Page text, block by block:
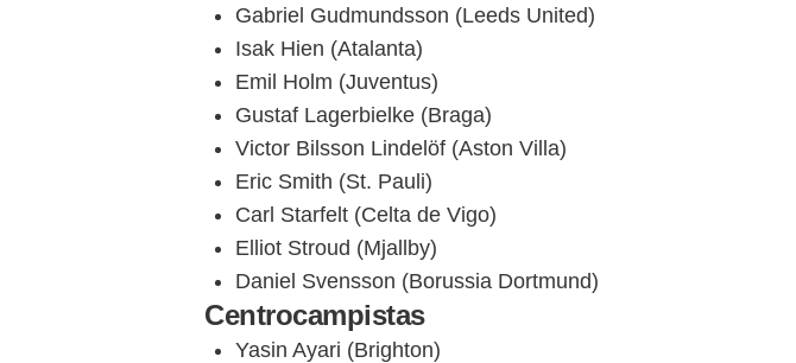
Gabriel Gudmundsson (Leeds United)
Isak Hien (Atalanta)
Emil Holm (Juventus)
Gustaf Lagerbielke (Braga)
Victor Bilsson Lindelöf (Aston Villa)
Eric Smith (St. Pauli)
Carl Starfelt (Celta de Vigo)
Elliot Stroud (Mjallby)
Daniel Svensson (Borussia Dortmund)
Centrocampistas
Yasin Ayari (Brighton)